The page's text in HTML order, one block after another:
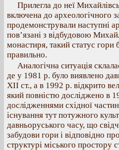
Прилегла до неї
включена до археологічного
продемонстрували наступні
пов’язані з відбудовою
монастиря, такий статус гори
правильно.
Аналогічна ситуація
де у 1981 р. було виявлено
XII ст., а в 1992 р. відкрито
який повністю досліджено в
дослідженнями східної
існування тут потужного
давньоруського часу, що
забудови гори і відповідно
структурі міського простору